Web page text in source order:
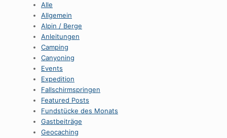
Alle
Allgemein
Alpin / Berge
Anleitungen
Camping
Canyoning
Events
Expedition
Fallschirmspringen
Featured Posts
Fundstücke des Monats
Gastbeiträge
Geocaching